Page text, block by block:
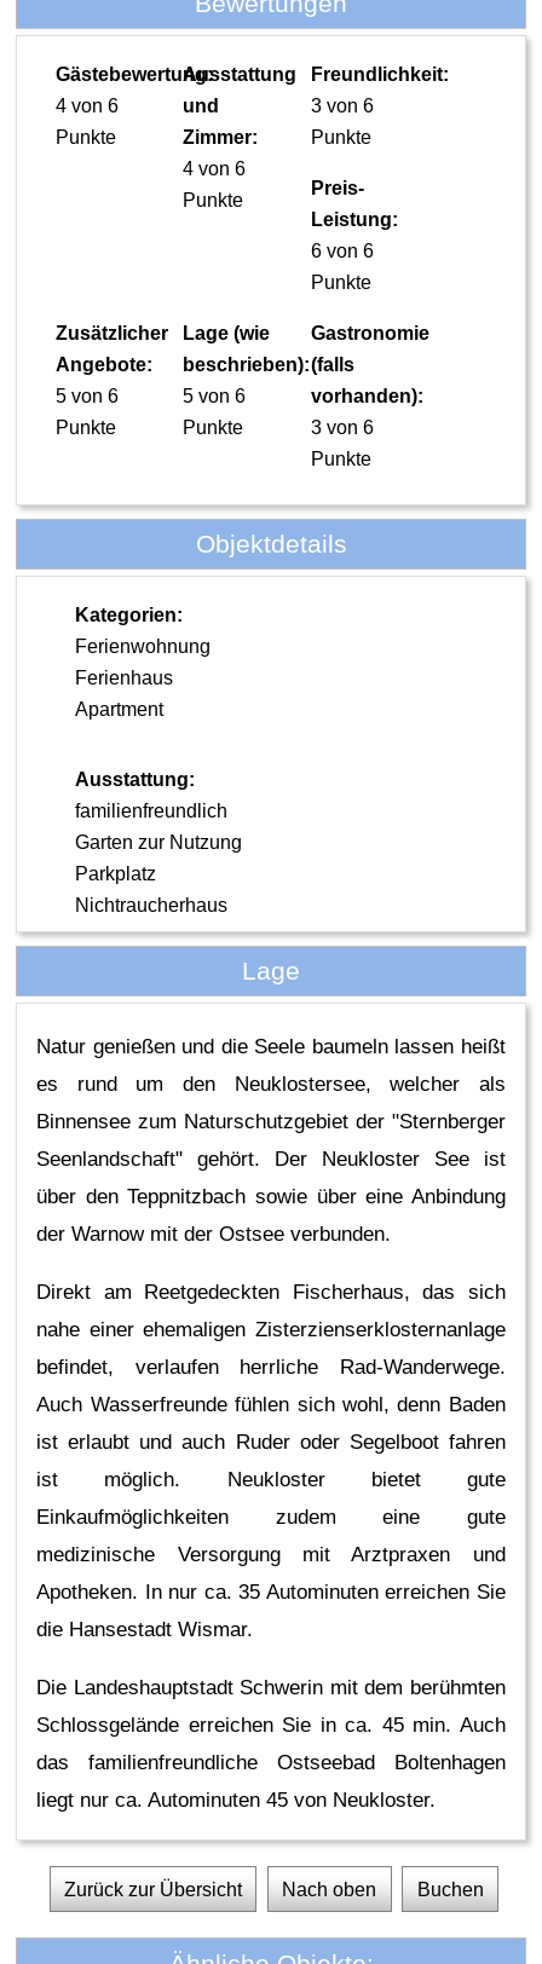
Gästebewertung:
4 von 6
Punkte
Ausstattung
und
Zimmer:
4 von 6
Punkte
Freundlichkeit:
3 von 6
Punkte
Preis-
Leistung:
6 von 6
Punkte
Zusätzlicher
Angebote:
5 von 6
Punkte
Lage (wie
beschrieben):
5 von 6
Punkte
Gastronomie
(falls
vorhanden):
3 von 6
Punkte
Objektdetails
Kategorien:
Ferienwohnung
Ferienhaus
Apartment
Ausstattung:
familienfreundlich
Garten zur Nutzung
Parkplatz
Nichtraucherhaus
Lage
Natur genießen und die Seele baumeln lassen heißt
es rund um den Neuklostersee, welcher als
Binnensee zum Naturschutzgebiet der "Sternberger
Seenlandschaft" gehört. Der Neukloster See ist
über den Teppnitzbach sowie über eine Anbindung
der Warnow mit der Ostsee verbunden.
Direkt am Reetgedeckten Fischerhaus, das sich
nahe einer ehemaligen Zisterzienserklosternanlage
befindet, verlaufen herrliche Rad-Wanderwege.
Auch Wasserfreunde fühlen sich wohl, denn Baden
ist erlaubt und auch Ruder oder Segelboot fahren
ist möglich. Neukloster bietet gute
Einkaufmöglichkeiten zudem eine gute
medizinische Versorgung mit Arztpraxen und
Apotheken. In nur ca. 35 Autominuten erreichen Sie
die Hansestadt Wismar.
Die Landeshauptstadt Schwerin mit dem berühmten
Schlossgelände erreichen Sie in ca. 45 min. Auch
das familienfreundliche Ostseebad Boltenhagen
liegt nur ca. Autominuten 45 von Neukloster.
Zurück zur Übersicht Nach oben Buchen